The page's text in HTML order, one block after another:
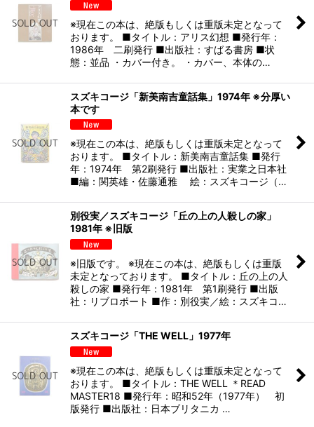
※現在この本は、絶版もしくは重版未定となって
おります。 ■タイトル：アリス幻想 ■発行年：
1986年 二刷発行 ■出版社：すばる書房 ■状
態：並品 ・カバー付き。 ・カバー、本体の…
スズキコージ「新美南吉童話集」1974年 ※分厚い
本です
※現在この本は、絶版もしくは重版未定となって
おります。 ■タイトル：新美南吉童話集 ■発行
年：1974年 第2刷発行 ■出版社：実業之日本社
■編：関英雄・佐藤通雅 絵：スズキコージ（…
別役実／スズキコージ「丘の上の人殺しの家」
1981年 ※旧版
※旧版です。 ※現在この本は、絶版もしくは重版
未定となっております。 ■タイトル：丘の上の人
殺しの家 ■発行年：1981年 第1刷発行 ■出版
社：リブロポート ■作：別役実／絵：スズキコ…
スズキコージ「THE WELL」1977年
※現在この本は、絶版もしくは重版未定となって
おります。 ■タイトル：THE WELL ＊READ
MASTER18 ■発行年：昭和52年（1977年） 初
版発行 ■出版社：日本ブリタニカ …